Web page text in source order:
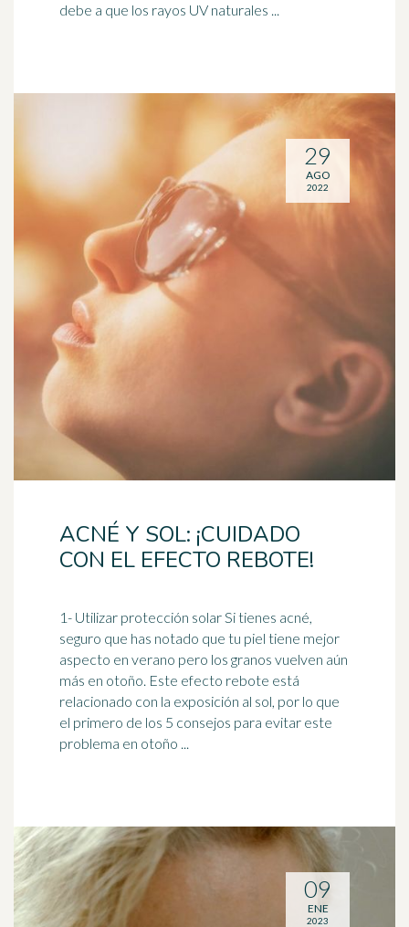
debe a que los rayos UV naturales ...
ACNÉ Y SOL: ¡CUIDADO
CON EL EFECTO REBOTE!
1- Utilizar protección solarSi tienes acné,
seguro que has notado que tu piel tiene mejor
aspecto en verano pero los granos vuelven aún
más en otoño. Este efecto rebote está
relacionado con la exposición al sol, por lo que
el primero de los 5 consejos para evitar este
problema en otoño ...
29
AGO
2022
09
ENE
2023